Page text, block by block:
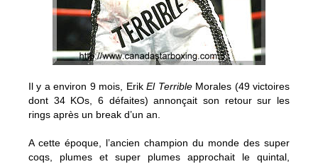
Il y a environ 9 mois, ErikEl TerribleMorales (49 victoires
dont 34 KOs, 6 défaites) annonçait son retour sur les
rings après un break d’un an.
A cette époque, l’ancien champion du monde des super
coqs, plumes et super plumes approchait le quintal,